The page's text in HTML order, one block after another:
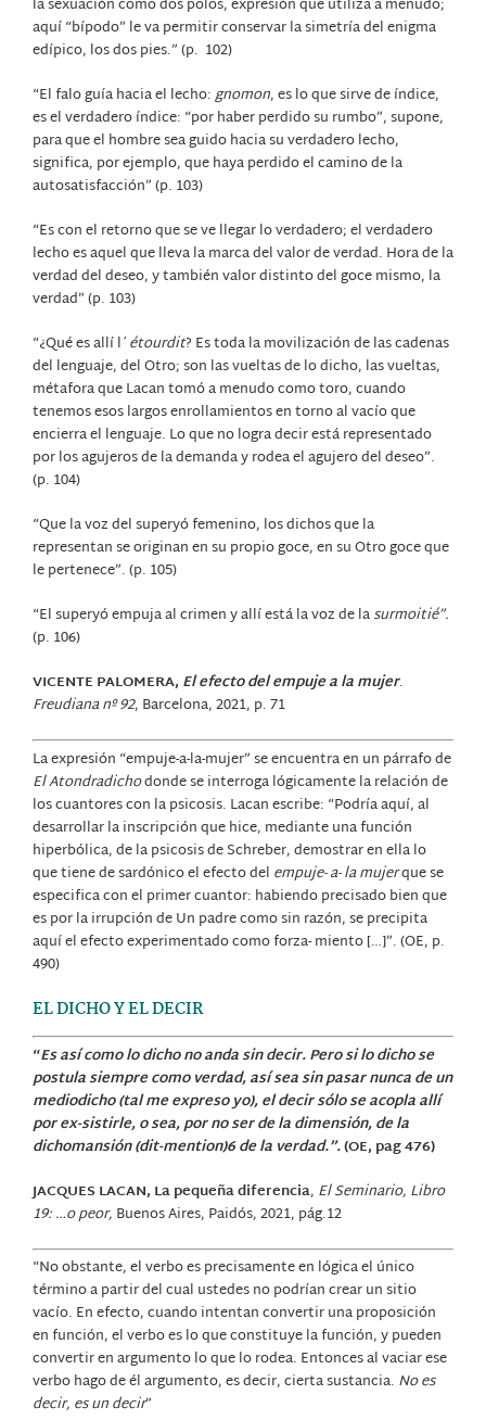
la sexuación como dos polos, expresión que utiliza a menudo;
aquí “bípodo” le va permitir conservar la simetría del enigma
edípico, los dos pies.” (p. 102)
“El falo guía hacia el lecho:gnomon, es lo que sirve de índice,
es el verdadero índice: “por haber perdido su rumbo”, supone,
para que el hombre sea guido hacia su verdadero lecho,
significa, por ejemplo, que haya perdido el camino de la
autosatisfacción” (p. 103)
“Es con el retorno que se ve llegar lo verdadero; el verdadero
lecho es aquel que lleva la marca del valor de verdad. Hora de la
verdad del deseo, y también valor distinto del goce mismo, la
verdad” (p. 103)
“¿Qué es allí l´étourdit? Es toda la movilización de las cadenas
del lenguaje, del Otro; son las vueltas de lo dicho, las vueltas,
métafora que Lacan tomó a menudo como toro, cuando
tenemos esos largos enrollamientos en torno al vacío que
encierra el lenguaje. Lo que no logra decir está representado
por los agujeros de la demanda y rodea el agujero del deseo”.
(p. 104)
“Que la voz del superyó femenino, los dichos que la
representan se originan en su propio goce, en su Otro goce que
le pertenece”. (p. 105)
“El superyó empuja al crimen y allí está la voz de lasurmoitié”.
(p. 106)
VICENTE PALOMERA, El efecto del empuje a la mujer.
Freudiana nº 92, Barcelona, 2021, p. 71
La expresión “empuje-a-la-mujer” se encuentra en un párrafo de
El Atondradichodonde se interroga lógicamente la relación de
los cuantores con la psicosis. Lacan escribe: “Podría aquí, al
desarrollar la inscripción que hice, mediante una función
hiperbólica, de la psicosis de Schreber, demostrar en ella lo
que tiene de sardónico el efecto del empuje- a- la mujerque se
especifica con el primer cuantor: habiendo precisado bien que
es por la irrupción de Un padre como sin razón, se precipita
aquí el efecto experimentado como forza- miento […]”. (OE, p.
490)
EL DICHO Y EL DECIR
“Es así como lo dicho no anda sin decir. Pero si lo dicho se
postula siempre como verdad, así sea sin pasar nunca de un
mediodicho (tal me expreso yo), el decir sólo se acopla allí
por ex-sistirle, o sea, por no ser de la dimensión, de la
dichomansión (dit-mention)6 de la verdad.”.(OE, pag 476)
JACQUES LACAN, La pequeña diferencia, El Seminario, Libro
19: …o peor, Buenos Aires, Paidós, 2021, pág.12
“No obstante, el verbo es precisamente en lógica el único
término a partir del cual ustedes no podrían crear un sitio
vacío. En efecto, cuando intentan convertir una proposición
en función, el verbo es lo que constituye la función, y pueden
convertir en argumento lo que lo rodea. Entonces al vaciar ese
verbo hago de él argumento, es decir, cierta sustancia. No es
decir, es un decir”